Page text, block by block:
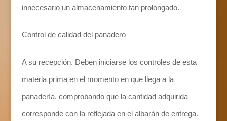
innecesario un almacenamiento tan prolongado.
Control de calidad del panadero
A su recepción. Deben iniciarse los controles de esta
materia prima en el momento en que llega a la
panadería, comprobando que la cantidad adquirida
corresponde con la reflejada en el albarán de entrega.